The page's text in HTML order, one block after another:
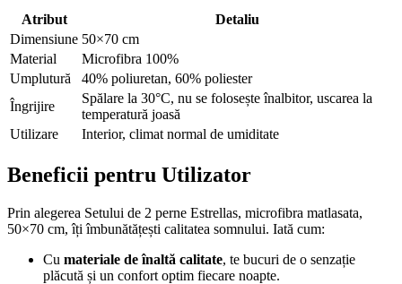
Atribut
Detaliu
Dimensiune 50×70 cm
Material
Microfibra 100%
Umplutură
40% poliuretan, 60% poliester
Îngrijire
Spălare la 30°C, nu se folosește înalbitor, uscarea la
temperatură joasă
Utilizare
Interior, climat normal de umiditate
Beneficii pentru Utilizator
Prin alegerea Setului de 2 perne Estrellas, microfibra matlasata,
50×70 cm, îți îmbunătățești calitatea somnului. Iată cum:
Cu materiale de înaltă calitate, te bucuri de o senzație
plăcută și un confort optim fiecare noapte.